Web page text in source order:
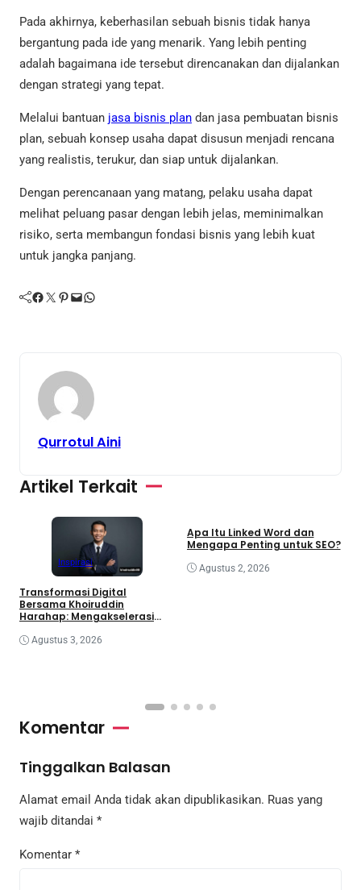
Pada akhirnya, keberhasilan sebuah bisnis tidak hanya
bergantung pada ide yang menarik. Yang lebih penting
adalah bagaimana ide tersebut direncanakan dan dijalankan
dengan strategi yang tepat.
Melalui bantuan jasa bisnis plan dan jasa pembuatan bisnis
plan, sebuah konsep usaha dapat disusun menjadi rencana
yang realistis, terukur, dan siap untuk dijalankan.
Dengan perencanaan yang matang, pelaku usaha dapat
melihat peluang pasar dengan lebih jelas, meminimalkan
risiko, serta membangun fondasi bisnis yang lebih kuat
untuk jangka panjang.
Facebook Twitter Pinterest Mail WhatsApp
Qurrotul Aini
Artikel Terkait
Inspirasi
​Transformasi Digital
Bersama Khoiruddin
Harahap: Mengakselerasi
Ekosistem Kreator
Agustus 3, 2026
Apa Itu Linked Word dan
Mengapa Penting untuk SEO?
Agustus 2, 2026
Komentar
Tinggalkan Balasan
Alamat email Anda tidak akan dipublikasikan. Ruas yang
wajib ditandai *
Komentar *